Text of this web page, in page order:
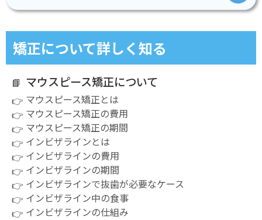
矯正について詳しく知る
マウスピース矯正について
マウスピース矯正とは
マウスピース矯正の費用
マウスピース矯正の期間
インビザラインとは
インビザラインの費用
インビザラインの期間
インビザラインで抜歯が必要なケース
インビザライン中の食事
インビザラインの仕組み